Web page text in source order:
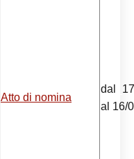
Atto di nomina
dal
al 16/